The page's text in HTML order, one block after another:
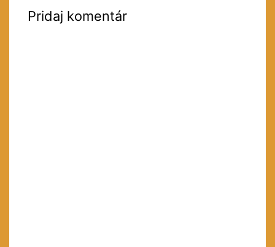
Pridaj komentár